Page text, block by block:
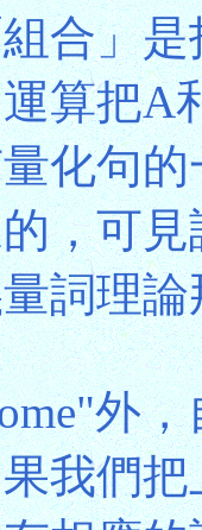
合」
算把A
化句
，可
詞理
外
我們